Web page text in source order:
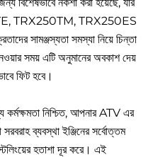
TRX250TM, TRX250ES
সামঞ্জস্যতা সমস্যা নিয়ে চিন্তা
সময় এটি অনুমানের অবকাশ দেয়
ফিট হবে।
কর্মক্ষমতা নিশ্চিত, আপনার ATV এর
ব্যবস্থা ইঞ্জিনের সর্বোত্তম
স্টলিংয়ের হতাশা দূর করে। এই